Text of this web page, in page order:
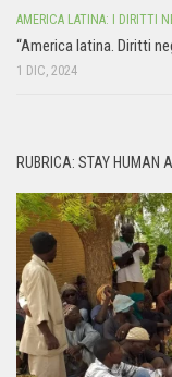
AMERICA LATINA: I DIRITTI
“America latina. Diritti
1 DIC, 2024
RUBRICA: STAY HUMAN